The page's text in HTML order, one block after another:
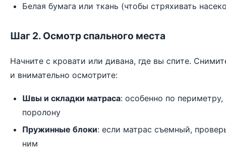
Белая бумага или ткань (чтобы стряхивать
Шаг 2. Осмотр спального места
Начните с кровати или дивана, где вы спите.
и внимательно осмотрите:
Швы и складки матраса: особенно по периметру,
поролону
Пружинные блоки: если матрас съемный,
ним